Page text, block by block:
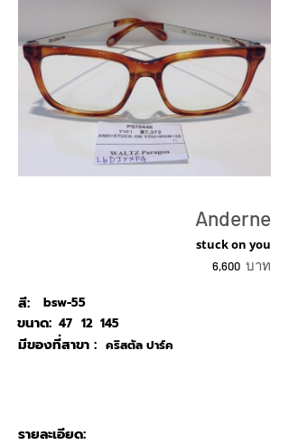
Anderne
stuck on you
6,600 บาท
สี:
bsw-55
47
ขนาด: 12 145
คริสตัล ปาร์ค
มีของที่สาขา :
รายละเอียด: